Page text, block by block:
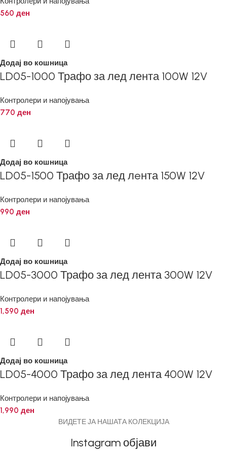
560 ден
Додај во кошница
LD05-1000 Трафо за лед лента 100W 12V
Контролери и напојувања
770 ден
Додај во кошница
LD05-1500 Трафо за лед лeнта 150W 12V
Контролери и напојувања
990 ден
Додај во кошница
LD05-3000 Трафо за лед лента 300W 12V
Контролери и напојувања
1,590 ден
Додај во кошница
LD05-4000 Трафо за лед лента 400W 12V
Контролери и напојувања
1,990 ден
ВИДЕТЕ ЈА НАШАТА КОЛЕКЦИЈА
Instagram објави